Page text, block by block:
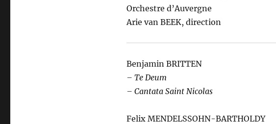
Orchestre d’Auvergne
Arie van BEEK, direction
Benjamin BRITTEN
– Te Deum
– Cantata Saint Nicolas
Felix MENDELSSOHN-BARTHOLDY